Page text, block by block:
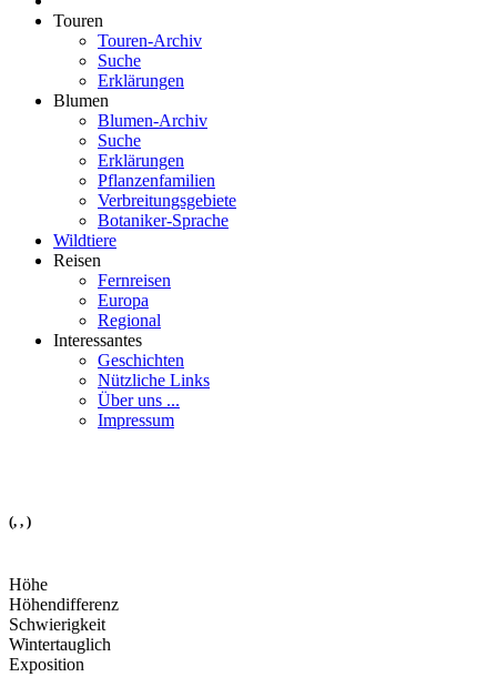
Touren
Touren-Archiv
Suche
Erklärungen
Blumen
Blumen-Archiv
Suche
Erklärungen
Pflanzenfamilien
Verbreitungsgebiete
Botaniker-Sprache
Wildtiere
Reisen
Fernreisen
Europa
Regional
Interessantes
Geschichten
Nützliche Links
Über uns ...
Impressum
(, , )
Höhe
Höhendifferenz
Schwierigkeit
Wintertauglich
Exposition